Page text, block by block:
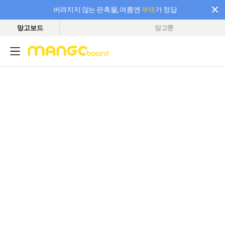
버려지지 않는 판촉물, 여름엔 부채가 정답
필요한 만큼 충전하고 끊김 없이 작업하세요! 새로워진 AI 부스터 요금제
망고보드 망고툰